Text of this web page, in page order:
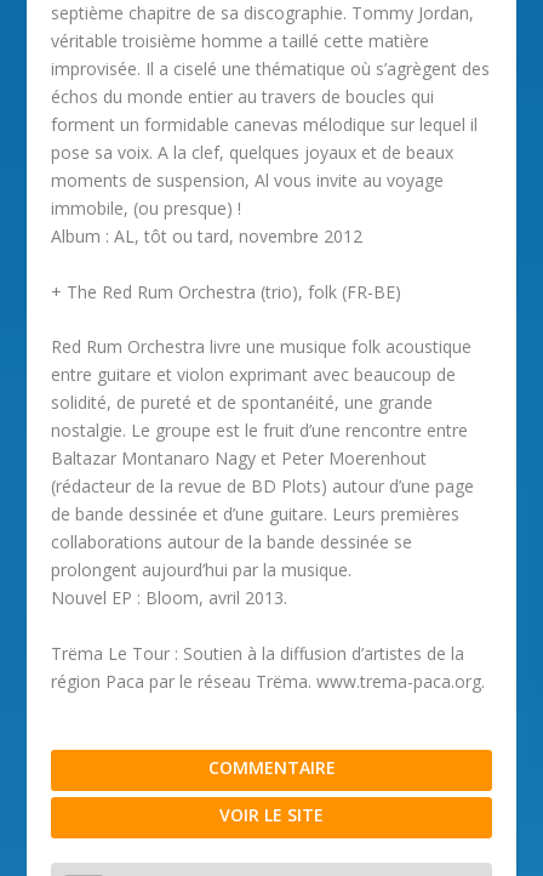
septième chapitre de sa discographie. Tommy Jordan,
véritable troisième homme a taillé cette matière
improvisée. Il a ciselé une thématique où s’agrègent des
échos du monde entier au travers de boucles qui
forment un formidable canevas mélodique sur lequel il
pose sa voix. A la clef, quelques joyaux et de beaux
moments de suspension, Al vous invite au voyage
immobile, (ou presque) !
Album : AL, tôt ou tard, novembre 2012
+ The Red Rum Orchestra (trio), folk (FR-BE)
Red Rum Orchestra livre une musique folk acoustique
entre guitare et violon exprimant avec beaucoup de
solidité, de pureté et de spontanéité, une grande
nostalgie. Le groupe est le fruit d’une rencontre entre
Baltazar Montanaro Nagy et Peter Moerenhout
(rédacteur de la revue de BD Plots) autour d’une page
de bande dessinée et d’une guitare. Leurs premières
collaborations autour de la bande dessinée se
prolongent aujourd’hui par la musique.
Nouvel EP : Bloom, avril 2013.
Trëma Le Tour : Soutien à la diffusion d’artistes de la
région Paca par le réseau Trëma. www.trema-paca.org.
COMMENTAIRE
VOIR LE SITE